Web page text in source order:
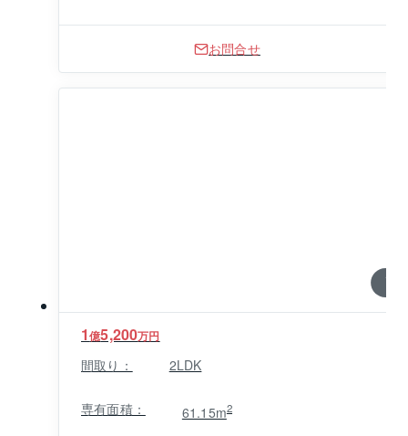
お問合せ
1 / 0
1億5,200万円
間取り： 2LDK
専有面積： 61.15m2